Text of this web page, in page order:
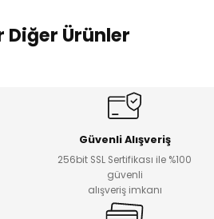
Diğer Ürünler
Puba Unisex Kot 3’lü Takım
Güvenli Alışveriş
256bit SSL Sertifikası ile %100
güvenli
alışveriş imkanı